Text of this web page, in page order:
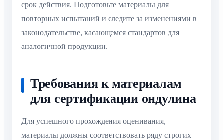
срок действия. Подготовьте материалы для
повторных испытаний и следите за изменениями в
законодательстве, касающемся стандартов для
аналогичной продукции.
Требования к материалам
для сертификации ондулина
Для успешного прохождения оценивания,
материалы должны соответствовать ряду строгих